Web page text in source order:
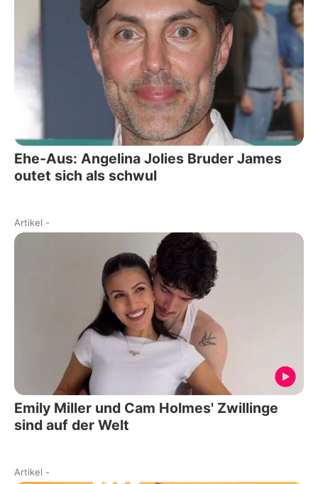
Ehe-Aus: Angelina Jolies Bruder James
outet sich als schwul
Artikel -
Emily Miller und Cam Holmes' Zwillinge
sind auf der Welt
Artikel -